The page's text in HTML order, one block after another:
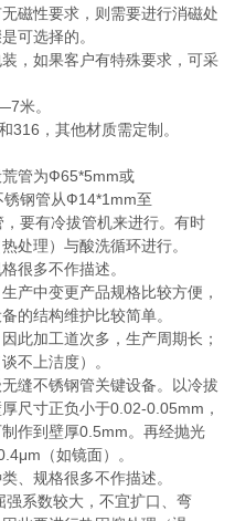
磁性要求，则需要进行消磁处
可选择的。
，如果客户有特殊要求，可采
米。
316，其他材质需定制。
管为Ф65*5mm或
钢管从Ф14*1mm至
要有冷拔管机来进行。有时
处理）与酸洗循环进行。
很多不作描述。
产中变更产品规格比较方便，
的结构维护比较简单。
此加工道次多，生产周期长；
不上洁度）。
缝不锈钢管关键设备。以冷拔
尺寸正负小于0.02-0.05mm，
作到壁厚0.5mm。再经抛光
（如镜面）。
、规格很多不作描述。
系数较大，不宜扩口、弯